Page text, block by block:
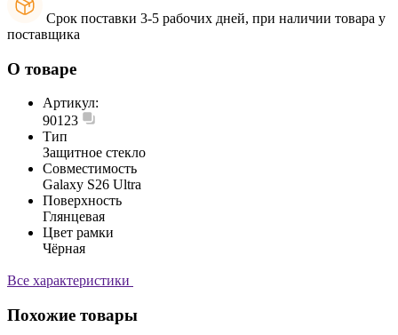
Срок поставки 3-5 рабочих дней, при наличии товара у
поставщика
О товаре
Артикул:
90123
Тип
Защитное стекло
Совместимость
Galaxy S26 Ultra
Поверхность
Глянцевая
Цвет рамки
Чёрная
Все характеристики
Похожие товары